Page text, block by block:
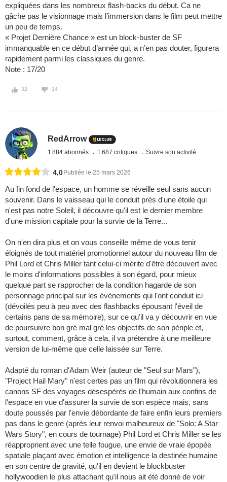
expliquées dans les nombreux flash-backs du début. Ca ne
gâche pas le visionnage mais l’immersion dans le film peut mettre
un peu de temps.
« Projet Dernière Chance » est un block-buster de SF
immanquable en ce début d’année qui, a n’en pas douter, figurera
rapidement parmi les classiques du genre.
Note : 17/20
32 14
RedArrow
1 884 abonnés 1 687 critiques Suivre son activité
4,0 Publiée le 25 mars 2026
Au fin fond de l'espace, un homme se réveille seul sans aucun
souvenir. Dans le vaisseau qui le conduit près d'une étoile qui
n'est pas notre Soleil, il découvre qu'il est le dernier membre
d'une mission capitale pour la survie de la Terre...
On n'en dira plus et on vous conseille même de vous tenir
éloignés de tout matériel promotionnel autour du nouveau film de
Phil Lord et Chris Miller tant celui-ci mérite d'être découvert avec
le moins d'informations possibles à son égard, pour mieux
quelque part se rapprocher de la condition hagarde de son
personnage principal sur les évènements qui l'ont conduit ici
(dévoilés peu à peu avec des flashbacks épousant l'éveil de
certains pans de sa mémoire), sur ce qu'il va y découvrir en vue
de poursuivre bon gré mal gré les objectifs de son périple et,
surtout, comment, grâce à cela, il va prétendre à une meilleure
version de lui-même que celle laissée sur Terre.
Adapté du roman d'Adam Weir (auteur de "Seul sur Mars"),
"Project Hail Mary" n'est certes pas un film qui révolutionnera les
canons SF des voyages désespérés de l'humain aux confins de
l'espace en vue d'assurer la survie de son espèce mais, sans
doute poussés par l'envie débordante de faire enfin leurs premiers
pas dans le genre (après leur renvoi malheureux de "Solo: A Star
Wars Story", en cours de tournage) Phil Lord et Chris Miller se les
réapproprient avec une telle fougue, une envie de vraie épopée
spatiale plaçant avec émotion et intelligence la destinée humaine
en son centre de gravité, qu'il en devient le blockbuster
hollywoodien le plus attachant qu'il nous ait été donné de voir